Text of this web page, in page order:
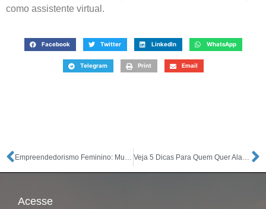
como assistente virtual.
Facebook Twitter LinkedIn WhatsApp
Telegram Print Email
Empreendedorismo Feminino: Mulheres Que Cresceram em Seus Negócios Veja 5 Dicas Para Quem Quer Alavancar o Seu Negócio
Acesse